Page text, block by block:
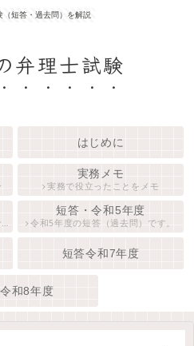
（短答・過去問）を解説
弁理士試験
はじめに
実務メモ
実務で役立ったことをメモ
短答・令和5年度
令和5年度の短答（過去問）です。
短答令和7年度
和8年度